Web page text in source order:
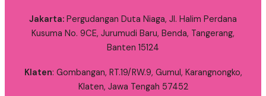
Jakarta: Pergudangan Duta Niaga, Jl. Halim Perdana
Kusuma No. 9CE, Jurumudi Baru, Benda, Tangerang,
Banten 15124
Klaten: Gombangan, RT.19/RW.9, Gumul, Karangnongko,
Klaten, Jawa Tengah 57452